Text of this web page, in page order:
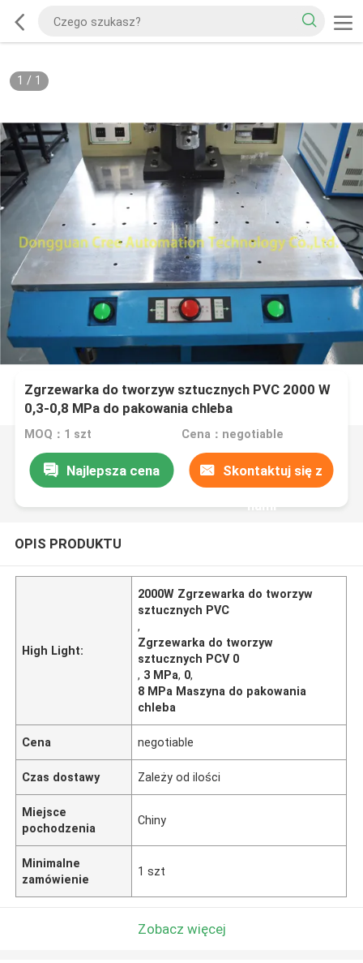
1 / 1
Zgrzewarka do tworzyw sztucznych PVC 2000 W
0,3-0,8 MPa do pakowania chleba
MOQ：1 szt Cena：negotiable
Najlepsza cena Skontaktuj się z
nami
OPIS PRODUKTU
High Light:
2000W Zgrzewarka do tworzyw
sztucznych PVC
,
Zgrzewarka do tworzyw
sztucznych PCV 0
, 3 MPa, 0,
8 MPa Maszyna do pakowania
chleba
Cena negotiable
Czas dostawy Zależy od ilości
Miejsce
pochodzenia
Chiny
Minimalne
zamówienie
1 szt
Zobacz więcej